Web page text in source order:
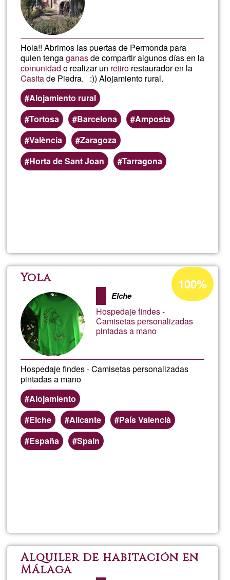
Hola!! Abrimos las puertas de Permonda para
quien tengaganasde compartir algunos días en la
comunidad o realizar un retiro restaurador en la
Casitade Piedra. :)) Alojamiento rural.
Alojamiento rural
Tortosa
Barcelona
Amposta
València
Zaragoza
Horta de Sant Joan
Tarragona
Casita
de
Piedra
Yola
Elche
Hospedaje findes -
Camisetas personalizadas
pintadas a mano
Hospedaje findes - Camisetas personalizadas
pintadas a mano
Alojamiento
Elche
Alicante
País Valencià
España
Spain
Percentuale
di
accettazione
del
100%
Alquiler de habitación en
Málaga